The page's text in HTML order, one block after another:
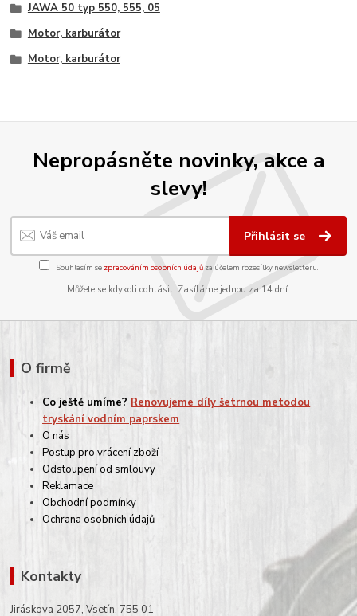
JAWA 50 typ 550, 555, 05
Motor, karburátor
Motor, karburátor
Nepropásněte novinky, akce a
slevy!
Přihlásit se
Souhlasím se zpracováním osobních údajůza účelem rozesílky newsletteru.
Můžete se kdykoli odhlásit. Zasíláme jednou za 14 dní.
O firmě
Co ještě umíme? Renovujeme díly šetrnou metodou
tryskání vodním paprskem
O nás
Postup pro vrácení zboží
Odstoupení od smlouvy
Reklamace
Obchodní podmínky
Ochrana osobních údajů
Kontakty
Jiráskova 2057, Vsetín, 755 01